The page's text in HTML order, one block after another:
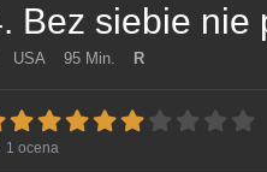
Bez siebie nie
USA 95 Min. R
1 ocena